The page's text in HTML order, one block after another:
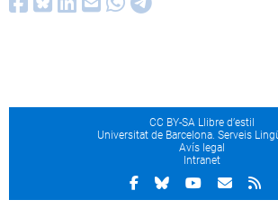
CC BY-SA Llibre d’estil
Universitat de Barcelona. Serveis
Avís legal
Intranet